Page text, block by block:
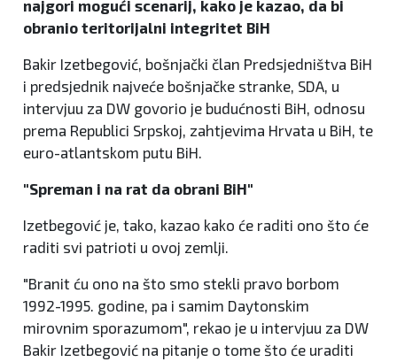
najgori mogući scenarij, kako je kazao, da bi
obranio teritorijalni integritet BiH
Bakir Izetbegović, bošnjački član Predsjedništva BiH
i predsjednik najveće bošnjačke stranke, SDA, u
intervjuu za DW govorio je budućnosti BiH, odnosu
prema Republici Srpskoj, zahtjevima Hrvata u BiH, te
euro-atlantskom putu BiH.
"Spreman i na rat da obrani BiH"
Izetbegović je, tako, kazao kako će raditi ono što će
raditi svi patrioti u ovoj zemlji.
"Branit ću ono na što smo stekli pravo borbom
1992-1995. godine, pa i samim Daytonskim
mirovnim sporazumom", rekao je u intervjuu za DW
Bakir Izetbegović na pitanje o tome što će uraditi